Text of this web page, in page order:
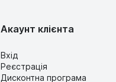
Акаунт клієнта
Вхід
Реєстрація
Дисконтна програма